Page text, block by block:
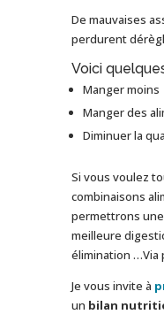
De mauvaises
perdurent
Voici
Manger moins
Manger des
Diminuer la
Si vous voulez
combinaisons
permettrons
meilleure
élimination …Via
Je vous invite à
un bilan